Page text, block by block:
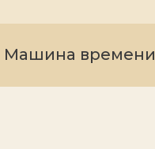
Машина времени